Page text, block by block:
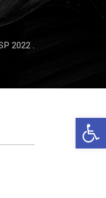
2022 .